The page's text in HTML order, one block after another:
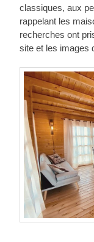
classiques, aux
rappelant les
recherches ont
site et les images